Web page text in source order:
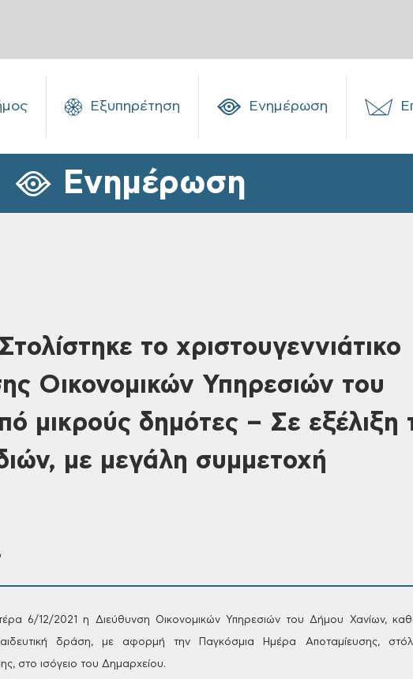
Εξυπηρέτηση Ενημέρωση
Ενημέρωση
το χριστουγεννιάτικο
Οικονομικών Υπηρεσιών του
μικρούς δημότες – Σε εξέλιξη
με μεγάλη συμμετοχή
6/12/2021 η Διεύθυνση Οικονομικών Υπηρεσιών του Δήμου Χανίων,
δράση, με αφορμή την Παγκόσμια Ημέρα Αποταμίευσης,
στο ισόγειο του Δημαρχείου.